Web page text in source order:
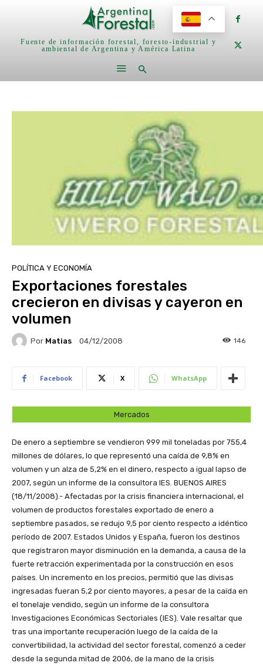
Fuente de información forestal, foresto-industrial y
ambiental de Argentina y América Latina
POLÍTICA Y ECONOMÍA
Exportaciones forestales
crecieron en divisas y cayeron en
volumen
Por Matias 04/12/2008 146
Facebook X WhatsApp
Mercados
De enero a septiembre se vendieron 999 mil toneladas por 755,4
millones de dólares, lo que representó una caída de 9,8% en
volumen y un alza de 5,2% en el dinero, respecto a igual lapso de
2007, según un informe de la consultora IES. BUENOS AIRES
(18/11/2008).- Afectadas por la crisis financiera internacional, el
volumen de productos forestales exportado de enero a
septiembre pasados, se redujo 9,5 por ciento respecto a idéntico
período de 2007. Estados Unidos y España, fueron los destinos
que registraron mayor disminución en la demanda, a causa de la
fuerte retracción experimentada por la construcción en esos
países. Un incremento en los precios, permitió que las divisas
ingresadas fueran 5,2 por ciento mayores, a pesar de la caída en
el tonelaje vendido, según un informe de la consultora
Investigaciones Económicas Sectoriales (IES). Vale resaltar que
tras una importante recuperación luego de la caída de la
convertibilidad, la actividad del sector forestal, comenzó a ceder
desde la segunda mitad de 2006, de la mano de la crisis